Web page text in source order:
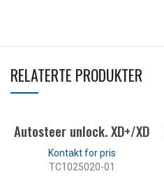
RELATERTE PRODUKTER
Autosteer unlock. XD+/XD
TC1025020-01